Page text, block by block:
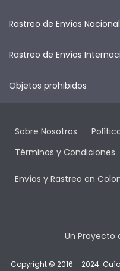
Rastreo de Envíos Nacional
Rastreo de Envíos
Objetos prohibidos
Sobre Nosotros
Términos y Condiciones
Envíos y Rastreo en
Un Proyecto
Copyright © 2016 – 2024